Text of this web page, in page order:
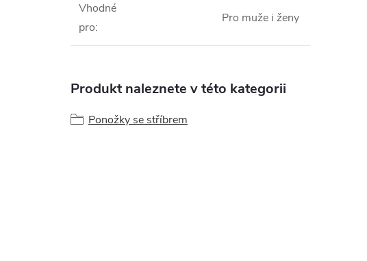
Vhodné
pro:
Pro muže i ženy
Produkt naleznete v této kategorii
Ponožky se stříbrem